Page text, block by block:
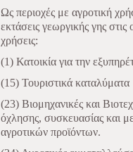
Ως περιοχές με αγροτική
εκτάσεις γεωργικής γης στις
χρήσεις:
(1) Κατοικία για την
(15) Τουριστικά καταλύματα
(23) Βιομηχανικές και
όχλησης, συσκευασίας και
αγροτικών προϊόντων.